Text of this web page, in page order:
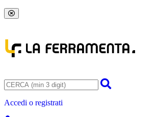
Accedi o registrati